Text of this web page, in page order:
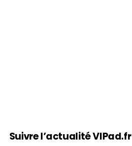
Suivre l’actualité VIPad.fr